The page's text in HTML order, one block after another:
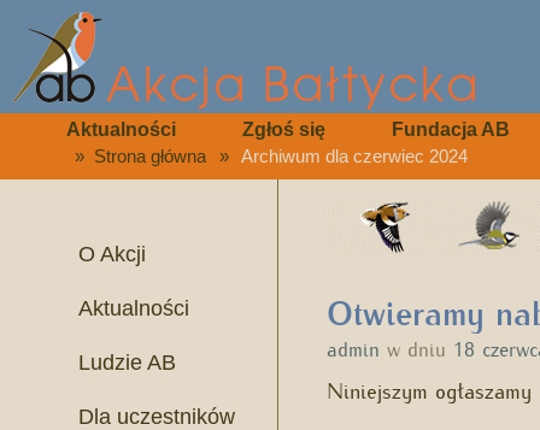
Aktualności Zgłoś się Fundacja AB
» Strona główna » Archiwum dla czerwiec 2024
O Akcji
Aktualności
Ludzie AB
Dla uczestników
Otwieramy
admin w dniu 18
Niniejszym